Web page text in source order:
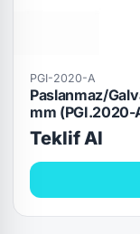
PGI-2020-A
Paslanmaz/
mm (PGI.2020-
Teklif Al